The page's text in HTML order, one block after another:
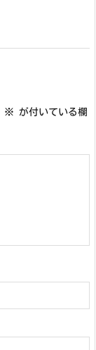
※ が付いている欄